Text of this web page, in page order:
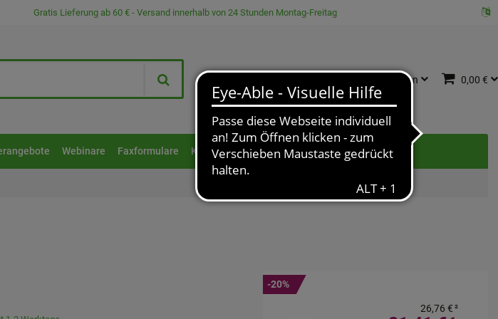
Gratis Lieferung ab 60 € - Versand innerhalb von 24 Stunden Montag-Freitag
Anmelden 0,00 €
Webinare Faxformulare Kontakt
26,76 €²
-20%